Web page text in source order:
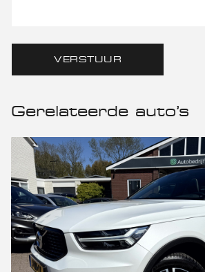
VERSTUUR
Gerelateerde auto’s